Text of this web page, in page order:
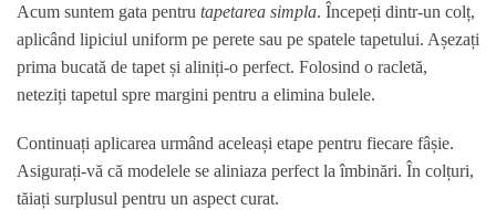
Acum suntem gata pentru tapetarea simpla. Începeți dintr-un colț,
aplicând lipiciul uniform pe perete sau pe spatele tapetului. Așezați
prima bucată de tapet și aliniți-o perfect. Folosind o racletă,
neteziți tapetul spre margini pentru a elimina bulele.
Continuați aplicarea urmând aceleași etape pentru fiecare fâșie.
Asigurați-vă că modelele se aliniaza perfect la îmbinări. În colțuri,
tăiați surplusul pentru un aspect curat.